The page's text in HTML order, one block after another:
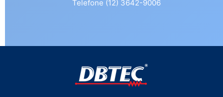
Telefone (12) 3642-9006